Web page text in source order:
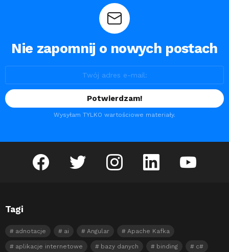
Nie zapomnij o nowych postach
Wysyłam TYLKO wartościowe materiały.
facebook twitter instagram linkedin youtube
Tagi
adnotacje ai Angular Apache Kafka
aplikacje internetowe bazy danych binding c#